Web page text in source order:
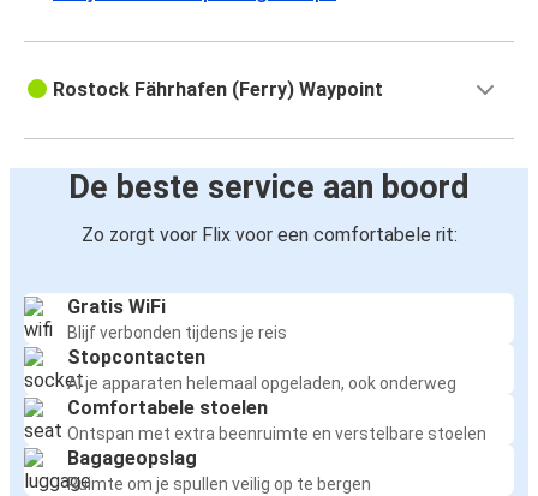
Den Haag
Rostock
Groningen
Rostock
Rostock
Rotterdam
Rotterdam
Rostock
Rostock Fährhafen (Ferry) Waypoint
De beste service aan boord
Zo zorgt voor Flix voor een comfortabele rit:
Gratis WiFi
Blijf verbonden tijdens je reis
Stopcontacten
Al je apparaten helemaal opgeladen, ook onderweg
Comfortabele stoelen
Ontspan met extra beenruimte en verstelbare stoelen
Bagageopslag
Ruimte om je spullen veilig op te bergen